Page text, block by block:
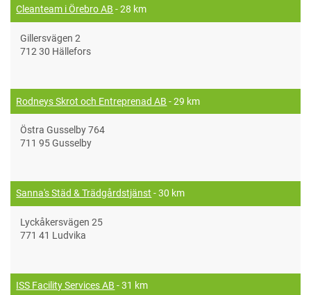
Cleanteam i Örebro AB - 28 km
Gillersvägen 2
712 30 Hällefors
Rodneys Skrot och Entreprenad AB - 29 km
Östra Gusselby 764
711 95 Gusselby
Sanna's Städ & Trädgårdstjänst - 30 km
Lyckåkersvägen 25
771 41 Ludvika
ISS Facility Services AB - 31 km